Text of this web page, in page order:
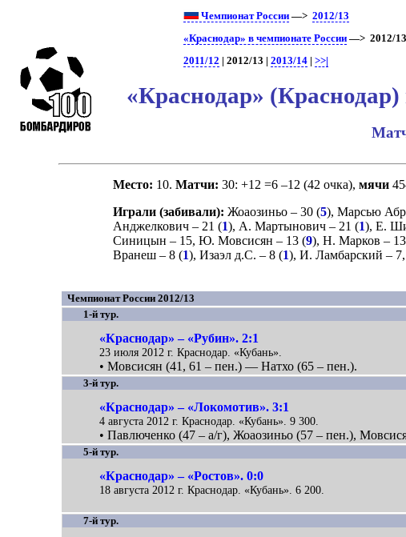
Чемпионат России—> 2012/13
«Краснодар» в чемпионате России—> 2012/
2011/12 | 2012/13 | 2013/14| >>|
«Краснодар»
Место: 10. Матчи: 30: +12 =6 –12 (42 очка), мячи
Играли (забивали): Жоаозиньо– 30 (5), Марсью
Анджелкович– 21 (1), А. Мартынович– 21 (1), Е.
Синицын – 15, Ю. Мовсисян – 13 (9), Н. Марков –
Вранеш– 8 (1), Изаэл д.С. – 8 (1), И. Ламбарский – 7,
Чемпионат России 2012/13
1-й тур.
«Краснодар» – «Рубин». 2:1
23 июля 2012 г. Краснодар. «Кубань».
• Мовсисян (41, 61 – пен.) — Натхо (65 – пен.).
3-й тур.
«Краснодар» – «Локомотив». 3:1
4 августа 2012 г. Краснодар. «Кубань». 9 300.
• Павлюченко (47 – а/г), Жоаозиньо (57 – пен.),
5-й тур.
«Краснодар» – «Ростов». 0:0
18 августа 2012 г. Краснодар. «Кубань». 6 200.
7-й тур.